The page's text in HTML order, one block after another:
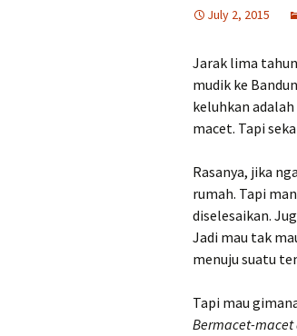
July 2, 2015
Jarak lima
mudik ke
keluhkan
macet. Tapi
Rasanya, jika
rumah. Tapi
diselesaikan.
Jadi mau tak
menuju suatu
Tapi mau
Bermacet-